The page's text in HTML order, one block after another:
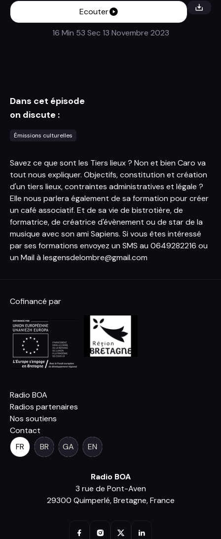
Ecouter
16 Min 53 Sec 13 Novembre 2023
Dans cet épisode
on discute :
Émissions culturelles
Savez ce que sont les Tiers lieux ? Non et bien Caro va
tout nous expliquer. Objectifs, constitution et création
d'un tiers lieux, contraintes administratives et légale ?
Elle nous parlera également de sa formation pour créer
un café associatif. Et de sa vie de bistrotière, de
formatrice, de créatrice d'évènement ou de star de la
musique avec son ami Sapiens. Si vous êtes intéressé
par ses formations envoyez un SMS au 0649282216 ou
un Mail à lesgensdelombre@gmail.com
Cofinancé par
Radio BOA
Radios partenaires
Nos soutiens
Contact
FR
BR GA EN
Radio BOA
3 rue de Pont-Aven
29300 Quimperlé, Bretagne, France